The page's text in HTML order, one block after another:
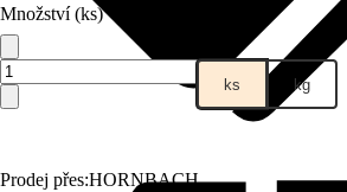
Prodej přes:HORNBACH
Množství (ks)
ks kg